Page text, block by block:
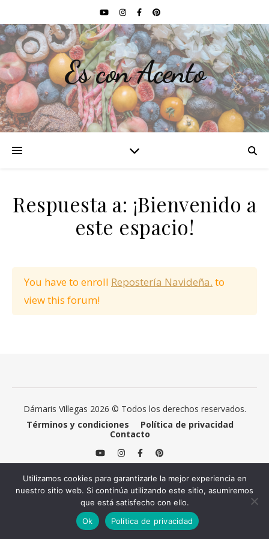
Es con Acento
Respuesta a: ¡Bienvenido a
este espacio!
You have to enroll Repostería Navideña. to
view this forum!
Dámaris Villegas 2026 © Todos los derechos reservados.
Términos y condiciones
Política de privacidad
Contacto
Utilizamos cookies para garantizarle la mejor experiencia en
nuestro sitio web. Si continúa utilizando este sitio, asumiremos
que está satisfecho con ello.
Ok
Política de privacidad